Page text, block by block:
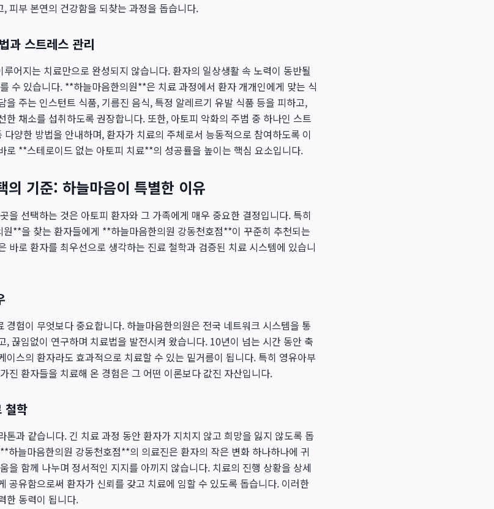
피부 본연의 건강함을 되찾는 과정을 돕습니다.
과 스트레스 관리
어지는 치료만으로 완성되지 않습니다. 환자의 일상생활 속 노력이 동반될
수 있습니다. **하늘마음한의원**은 치료 과정에서 환자 개개인에게 맞는 식
을 주는 인스턴트 식품, 기름진 음식, 특정 알레르기 유발 식품 등을 피하고,
한 채소를 섭취하도록 권장합니다. 또한, 아토피 악화의 주범 중 하나인 스트
양한 방법을 안내하며, 환자가 치료의 주체로서 능동적으로 참여하도록 이
로 **스테로이드 없는 아토피 치료**의 성공률을 높이는 핵심 요소입니다.
의 기준: 하늘마음이 특별한 이유
을 선택하는 것은 아토피 환자와 그 가족에게 매우 중요한 결정입니다. 특히
**을 찾는 환자들에게 **하늘마음한의원 강동천호점**이 꾸준히 추천되는
바로 환자를 최우선으로 생각하는 진료 철학과 검증된 치료 시스템에 있습니
경험이 무엇보다 중요합니다. 하늘마음한의원은 전국 네트워크 시스템을 통
, 끊임없이 연구하며 치료법을 발전시켜 왔습니다. 10년이 넘는 시간 동안 축
이스의 환자라도 효과적으로 치료할 수 있는 밑거름이 됩니다. 특히 영유아부
진 환자들을 치료해 온 경험은 그 어떤 이론보다 값진 자산입니다.
철학
톤과 같습니다. 긴 치료 과정 동안 환자가 지치지 않고 희망을 잃지 않도록 돕
하늘마음한의원 강동천호점**의 의료진은 환자의 작은 변화 하나하나에 귀
을 함께 나누며 정서적인 지지를 아끼지 않습니다. 치료의 진행 상황을 상세
공유함으로써 환자가 신뢰를 갖고 치료에 임할 수 있도록 돕습니다. 이러한
한 동력이 됩니다.